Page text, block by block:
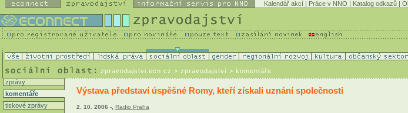
Kalendář akcí | Práce v NNO | Katalog odkazů |
zpravodajstvi.ecn.cz > zpravodajství > komentáře
zprávy
komentáře
tiskové zprávy
Výstava představí úspěšné Romy, kteří získali uznání společnosti
2. 10. 2006 -, Radio Praha